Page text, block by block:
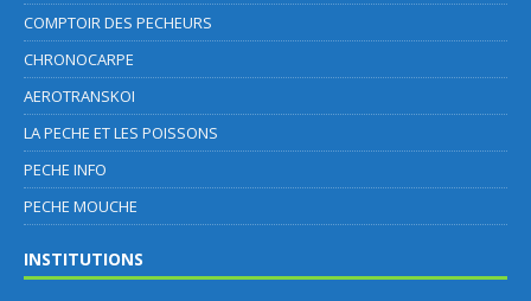
COMPTOIR DES PECHEURS
CHRONOCARPE
AEROTRANSKOI
LA PECHE ET LES POISSONS
PECHE INFO
PECHE MOUCHE
INSTITUTIONS